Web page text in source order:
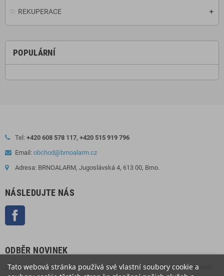
REKUPERACE
POPULÁRNÍ
Tel: +420 608 578 117, +420 515 919 796
Email: obchod@brnoalarm.cz
Adresa: BRNOALARM, Jugoslávská 4, 613 00, Brno.
NÁSLEDUJTE NÁS
ODBĚR NOVINEK
Odběr novinek můžete kdykoliv zrušit. Pokud to chcete udělat, naše kontaktní
Tato webová stránka používá své vlastní soubory cookie a